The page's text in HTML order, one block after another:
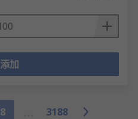
添加
8
3188